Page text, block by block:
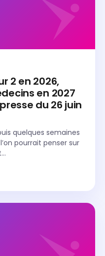
2 en 2026,
en 2027
du 26 juin
quelques semaines
pourrait penser sur